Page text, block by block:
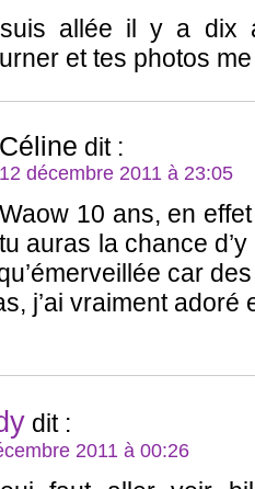
suis allée il y a dix
et tes photos
Céline dit :
12 décembre 2011 à 23:05
Waow 10 ans, en
tu auras la chance
car
j’ai vraiment
dit :
2011 à 00:26